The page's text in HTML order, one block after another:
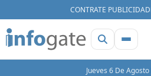
CONTRATE PUBLICIDAD
Jueves 6 De